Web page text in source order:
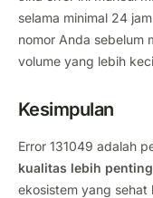
selama minimal 24
nomor Anda sebelum
volume yang lebih
Kesimpulan
Error 131049 adalah
kualitas lebih
ekosistem yang